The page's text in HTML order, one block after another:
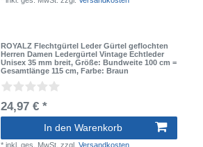
ROYALZ Flechtgürtel Leder Gürtel geflochten
Herren Damen Ledergürtel Vintage Echtleder
Unisex 35 mm breit, Größe: Bundweite 100 cm =
Gesamtlänge 115 cm, Farbe: Braun
24,97 € *
In den Warenkorb
*inkl. ges. MwSt. zzgl.Versandkosten